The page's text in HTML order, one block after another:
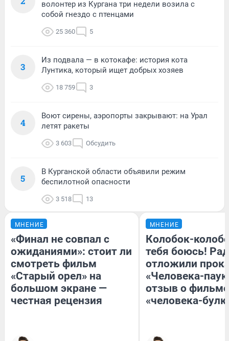
волонтер из Кургана три недели возила с
собой гнездо с птенцами
25 360 5
3
Из подвала — в котокафе: история кота
Лунтика, который ищет добрых хозяев
18 759 3
4
Воют сирены, аэропорты закрывают: на Урал
летят ракеты
3 603 Обсудить
5
В Курганской области объявили режим
беспилотной опасности
3 518 13
МНЕНИЕ
«Финал не совпал с
ожиданиями»: стоит ли
смотреть фильм
«Старый орел» на
большом экране —
честная рецензия
МНЕНИЕ
Колобок-
тебя боюсь!
отложили
«Человека-
отзыв о
«человека-